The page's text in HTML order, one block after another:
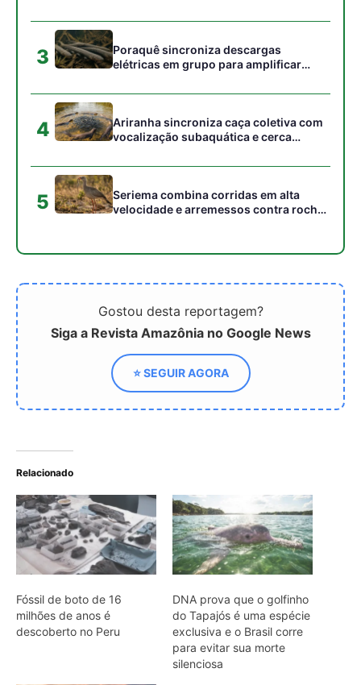
campos
3
Poraquê sincroniza descargas
elétricas em grupo para amplificar
peixes maiores na Amazônia
4
Ariranha sincroniza caça coletiva com
vocalização subaquática e cerca
5
Seriema combina corridas em alta
velocidade e arremessos contra rochas
Gostou desta reportagem?
Siga a Revista Amazônia no Google News
⭐ SEGUIR AGORA
Relacionado
Fóssil de boto de 16
milhões de anos é
descoberto no Peru
DNA prova que o golfinho
do Tapajós é uma espécie
exclusiva e o Brasil corre
para evitar sua morte
silenciosa